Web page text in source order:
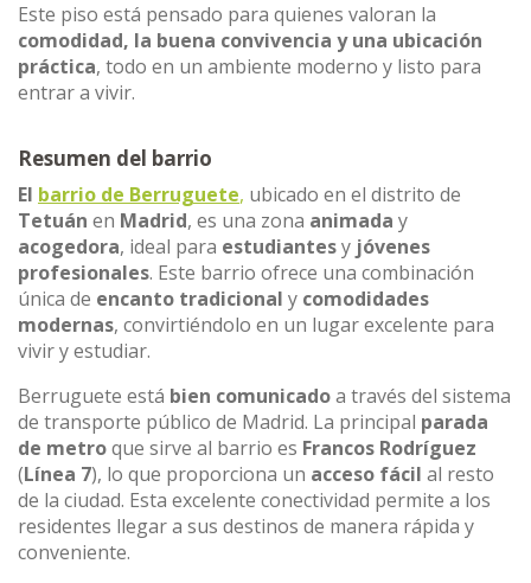
Este piso está pensado para quienes valoran la
comodidad, la buena convivencia y una ubicación
práctica, todo en un ambiente moderno y listo para
entrar a vivir.
Resumen del barrio
El barrio de Berruguete, ubicado en el distrito de
Tetuán en Madrid, es una zona animada y
acogedora, ideal para estudiantesy jóvenes
profesionales. Este barrio ofrece una combinación
única de encanto tradicional y comodidades
modernas, convirtiéndolo en un lugar excelente para
vivir y estudiar.
Berruguete está bien comunicadoa través del sistema
de transporte público de Madrid. La principal parada
de metroque sirve al barrio es Francos Rodríguez
(Línea 7), lo que proporciona un acceso fácil al resto
de la ciudad. Esta excelente conectividad permite a los
residentes llegar a sus destinos de manera rápida y
conveniente.